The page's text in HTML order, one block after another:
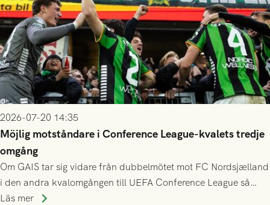
2026-07-20 14:35
Möjlig motståndare i Conference League-kvalets tredje
omgång
Om GAIS tar sig vidare från dubbelmötet mot FC Nordsjælland
i den andra kvalomgången till UEFA Conference League så
spelas den tredje kvalomgången kort därpå. Motståndare blir
Läs mer